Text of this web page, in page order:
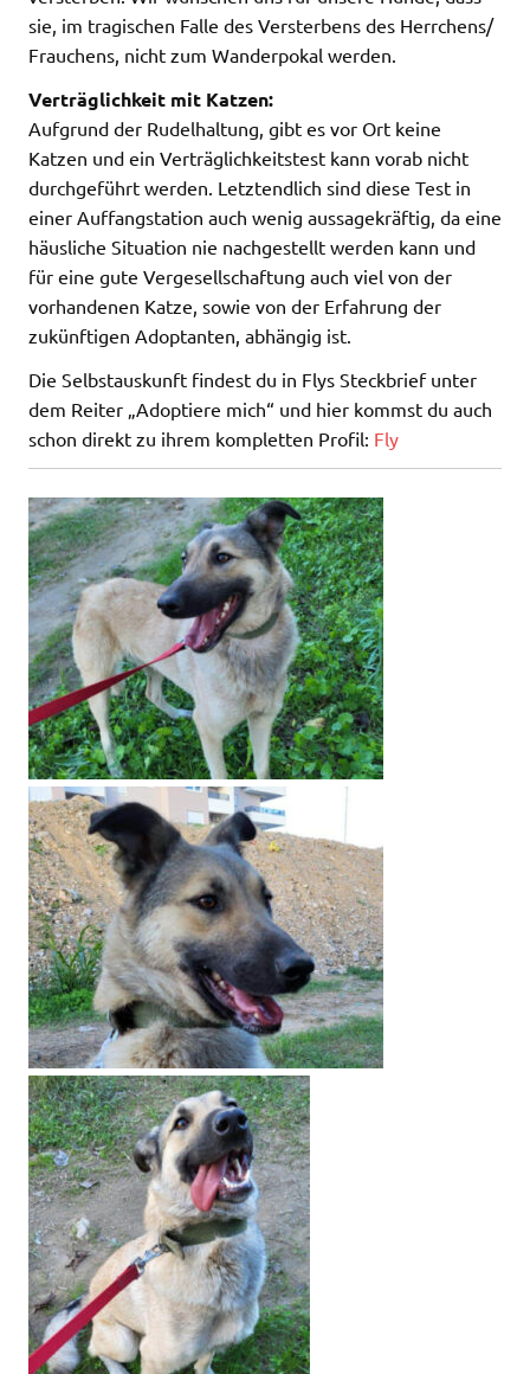
sie, im tragischen Falle des Versterbens des Herrchens/
Frauchens, nicht zum Wanderpokal werden.
Verträglichkeit mit Katzen:
Aufgrund der Rudelhaltung, gibt es vor Ort keine
Katzen und ein Verträglichkeitstest kann vorab nicht
durchgeführt werden. Letztendlich sind diese Test in
einer Auffangstation auch wenig aussagekräftig, da eine
häusliche Situation nie nachgestellt werden kann und
für eine gute Vergesellschaftung auch viel von der
vorhandenen Katze, sowie von der Erfahrung der
zukünftigen Adoptanten, abhängig ist.
Die Selbstauskunft findest du in Flys Steckbrief unter
dem Reiter „Adoptiere mich“ und hier kommst du auch
schon direkt zu ihrem kompletten Profil: Fly